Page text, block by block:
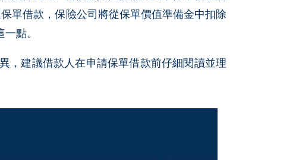
單借款，保險公司將從保單價值準備金中扣除
點。
，建議借款人在申請保單借款前仔細閱讀並理